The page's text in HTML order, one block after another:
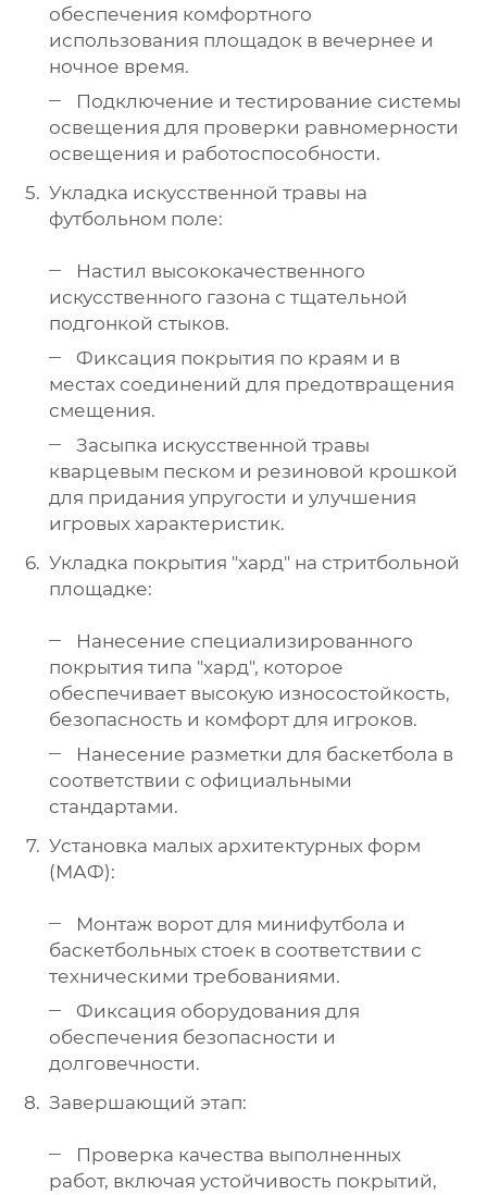
обеспечения комфортного
использования площадок в вечернее и
ночное время.
Подключение и тестирование системы
освещения для проверки равномерности
освещения и работоспособности.
Укладка искусственной травы на
футбольном поле:
Настил высококачественного
искусственного газона с тщательной
подгонкой стыков.
Фиксация покрытия по краям и в
местах соединений для предотвращения
смещения.
Засыпка искусственной травы
кварцевым песком и резиновой крошкой
для придания упругости и улучшения
игровых характеристик.
Укладка покрытия "хард" на стритбольной
площадке:
Нанесение специализированного
покрытия типа "хард", которое
обеспечивает высокую износостойкость,
безопасность и комфорт для игроков.
Нанесение разметки для баскетбола в
соответствии с официальными
стандартами.
Установка малых архитектурных форм
(МАФ):
Монтаж ворот для минифутбола и
баскетбольных стоек в соответствии с
техническими требованиями.
Фиксация оборудования для
обеспечения безопасности и
долговечности.
Завершающий этап:
Проверка качества выполненных
работ, включая устойчивость покрытий,